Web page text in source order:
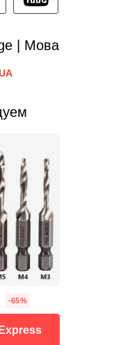
| Мова
-65%